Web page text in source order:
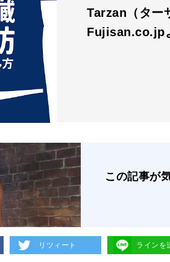
Tarzan（ター
Fujisan.co.jp
この記事が
リツィート ラインを